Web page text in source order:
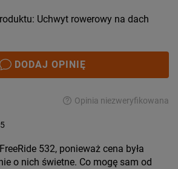
Uchwyt rowerowy na dach
DODAJ OPINIĘ
Opinia niezweryfikowana
532, ponieważ cena była
o nich świetne. Co mogę sam od